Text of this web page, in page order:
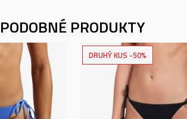
PODOBNÉ PRODUKTY
DRUHÝ KUS -50%